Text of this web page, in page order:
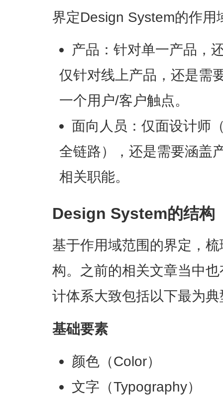
界定Design System的作用
产品：针对单一产品，
仅针对线上产品，还是需
一个用户/客户触点。
面向人员：仅面设计师
全链路），还是需要涵盖
相关职能。
Design System的结构
基于作用域范围的界定，
构。之前的相关文章当中
计体系大致包括以下最为
基础要素
颜色（Color）
文字（Typography）